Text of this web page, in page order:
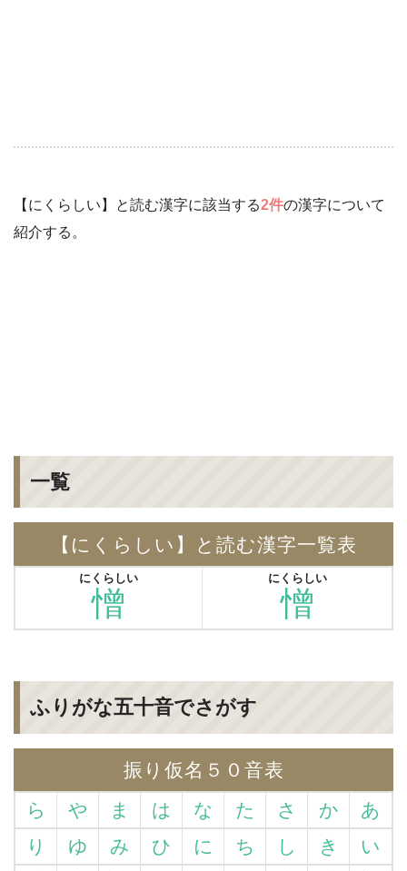
【にくらしい】と読む漢字に該当する2件の漢字について
紹介する。
一覧
【にくらしい】と読む漢字一覧表
憎
にくらしい
憎
にくらしい
ふりがな五十音でさがす
振り仮名５０音表
ら
や ま は な た さ か
あ
り
ゆ み ひ に ち し き
い